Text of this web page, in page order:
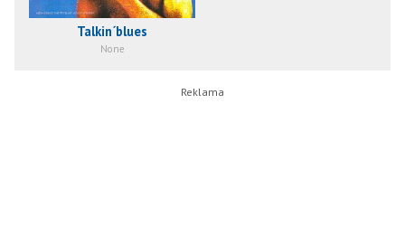
Talkin´blues
None